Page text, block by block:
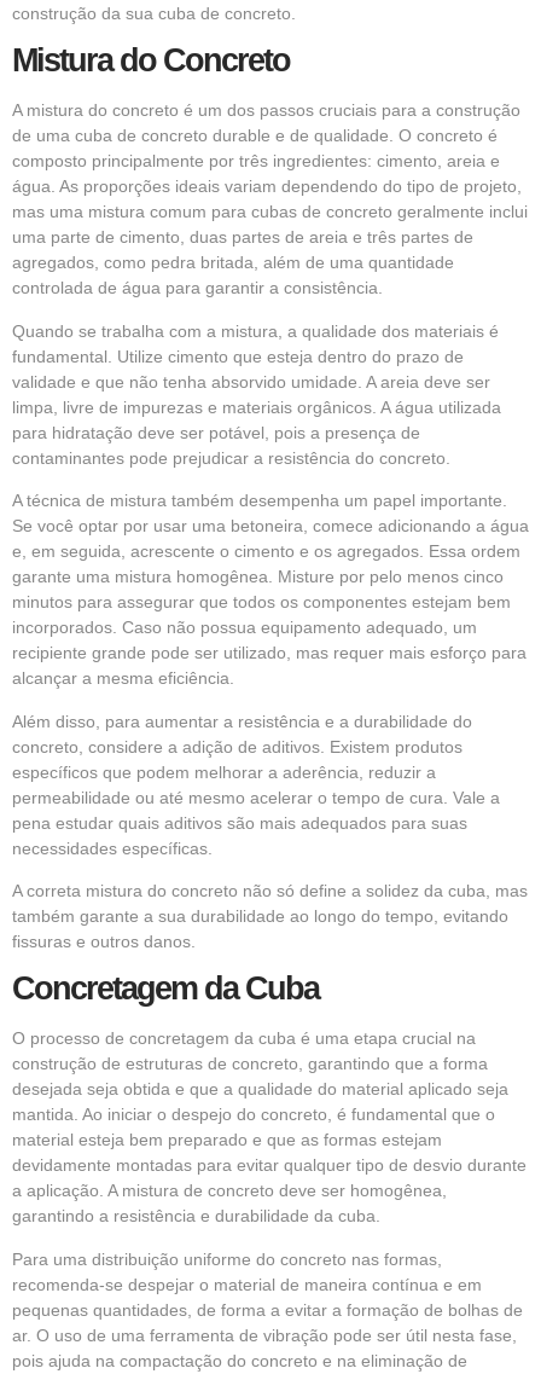
construção da sua cuba de concreto.
Mistura do Concreto
A mistura do concreto é um dos passos cruciais para a construção
de uma cuba de concreto durable e de qualidade. O concreto é
composto principalmente por três ingredientes: cimento, areia e
água. As proporções ideais variam dependendo do tipo de projeto,
mas uma mistura comum para cubas de concreto geralmente inclui
uma parte de cimento, duas partes de areia e três partes de
agregados, como pedra britada, além de uma quantidade
controlada de água para garantir a consistência.
Quando se trabalha com a mistura, a qualidade dos materiais é
fundamental. Utilize cimento que esteja dentro do prazo de
validade e que não tenha absorvido umidade. A areia deve ser
limpa, livre de impurezas e materiais orgânicos. A água utilizada
para hidratação deve ser potável, pois a presença de
contaminantes pode prejudicar a resistência do concreto.
A técnica de mistura também desempenha um papel importante.
Se você optar por usar uma betoneira, comece adicionando a água
e, em seguida, acrescente o cimento e os agregados. Essa ordem
garante uma mistura homogênea. Misture por pelo menos cinco
minutos para assegurar que todos os componentes estejam bem
incorporados. Caso não possua equipamento adequado, um
recipiente grande pode ser utilizado, mas requer mais esforço para
alcançar a mesma eficiência.
Além disso, para aumentar a resistência e a durabilidade do
concreto, considere a adição de aditivos. Existem produtos
específicos que podem melhorar a aderência, reduzir a
permeabilidade ou até mesmo acelerar o tempo de cura. Vale a
pena estudar quais aditivos são mais adequados para suas
necessidades específicas.
A correta mistura do concreto não só define a solidez da cuba, mas
também garante a sua durabilidade ao longo do tempo, evitando
fissuras e outros danos.
Concretagem da Cuba
O processo de concretagem da cuba é uma etapa crucial na
construção de estruturas de concreto, garantindo que a forma
desejada seja obtida e que a qualidade do material aplicado seja
mantida. Ao iniciar o despejo do concreto, é fundamental que o
material esteja bem preparado e que as formas estejam
devidamente montadas para evitar qualquer tipo de desvio durante
a aplicação. A mistura de concreto deve ser homogênea,
garantindo a resistência e durabilidade da cuba.
Para uma distribuição uniforme do concreto nas formas,
recomenda-se despejar o material de maneira contínua e em
pequenas quantidades, de forma a evitar a formação de bolhas de
ar. O uso de uma ferramenta de vibração pode ser útil nesta fase,
pois ajuda na compactação do concreto e na eliminação de